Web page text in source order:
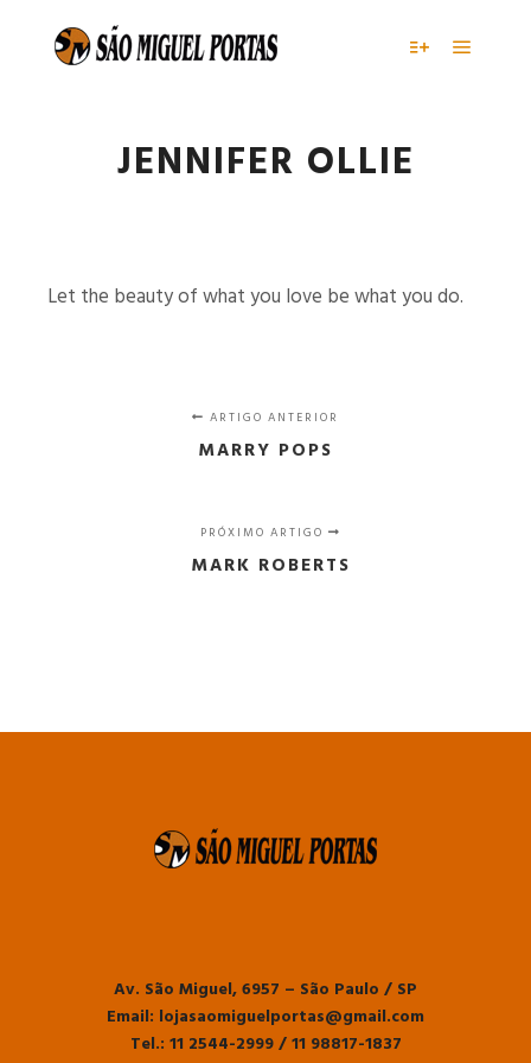
JENNIFER OLLIE
Let the beauty of what you love be what you do.
ARTIGO ANTERIOR
MARRY POPS
PRÓXIMO ARTIGO
MARK ROBERTS
Av. São Miguel, 6957 – São Paulo / SP
Email: lojasaomiguelportas@gmail.com
Tel.: 11 2544-2999 / 11 98817-1837